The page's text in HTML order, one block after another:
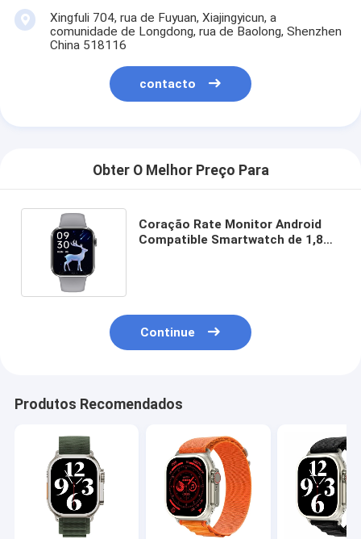
Xingfuli 704, rua de Fuyuan, Xiajingyicun, a
comunidade de Longdong, rua de Baolong, Shenzhen
China 518116
contacto
Obter O Melhor Preço Para
Coração Rate Monitor Android
Compatible Smartwatch de 1,82
Continue
Produtos Recomendados